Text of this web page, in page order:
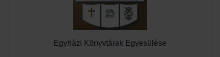
Egyházi Könyvtárak Egyesülése